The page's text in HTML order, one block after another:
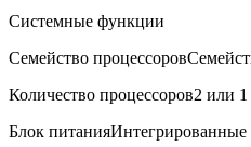
Системные функции
Семейство процессоров
Количество процессоров2 или 1
Блок питанияИнтегрированные